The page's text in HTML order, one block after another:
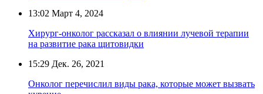
13:02 Март 4, 2024
Хирург-онколог рассказал о влиянии лучевой терапии
на развитие рака щитовидки
15:29 Дек. 26, 2021
Онколог перечислил виды рака, которые может вызвать